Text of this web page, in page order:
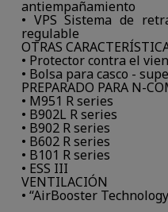
antiempañamiento
• VPS Sistema de
regulable
OTRAS
• Protector contra el
• Bolsa para casco -
PREPARADO PARA N-
• M951 R series
• B902L R series
• B902 R series
• B602 R series
• B101 R series
• ESS III
VENTILACIÓN
• “AirBooster